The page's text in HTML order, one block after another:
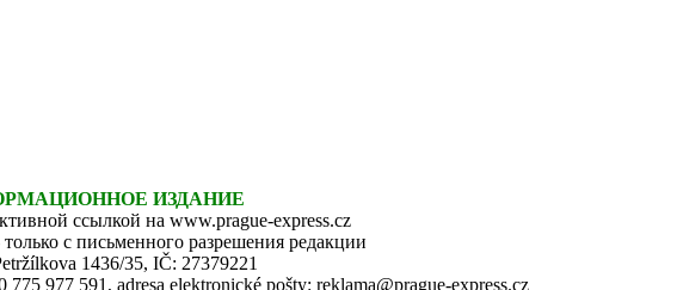
ИЗДАНИЕ
ссылкой на www.prague-express.cz
с письменного разрешения редакции
1436/35, IČ: 27379221
977 591, adresa elektronické pošty: reklama@prague-express.cz